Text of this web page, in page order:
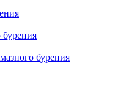
бурения
бурения